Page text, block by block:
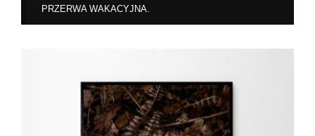
PRZERWA WAKACYJNA.